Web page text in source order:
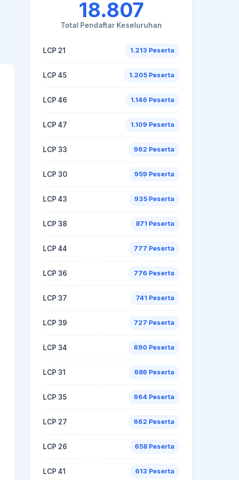
18.807
Total Pendaftar Keseluruhan
LCP 21 1.213 Peserta
LCP 45 1.205 Peserta
LCP 46 1.146 Peserta
LCP 47 1.109 Peserta
LCP 33 962 Peserta
LCP 30 959 Peserta
LCP 43 935 Peserta
LCP 38 871 Peserta
LCP 44 777 Peserta
LCP 36 776 Peserta
LCP 37 741 Peserta
LCP 39 727 Peserta
LCP 34 690 Peserta
LCP 31 686 Peserta
LCP 35 664 Peserta
LCP 27 662 Peserta
LCP 26 658 Peserta
LCP 41 613 Peserta